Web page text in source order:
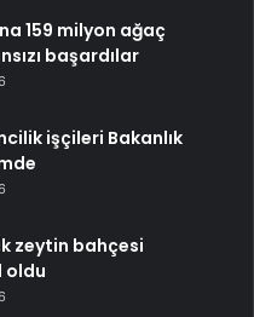
159 milyon ağaç
başardılar
işçileri Bakanlık
zeytin bahçesi
oldu